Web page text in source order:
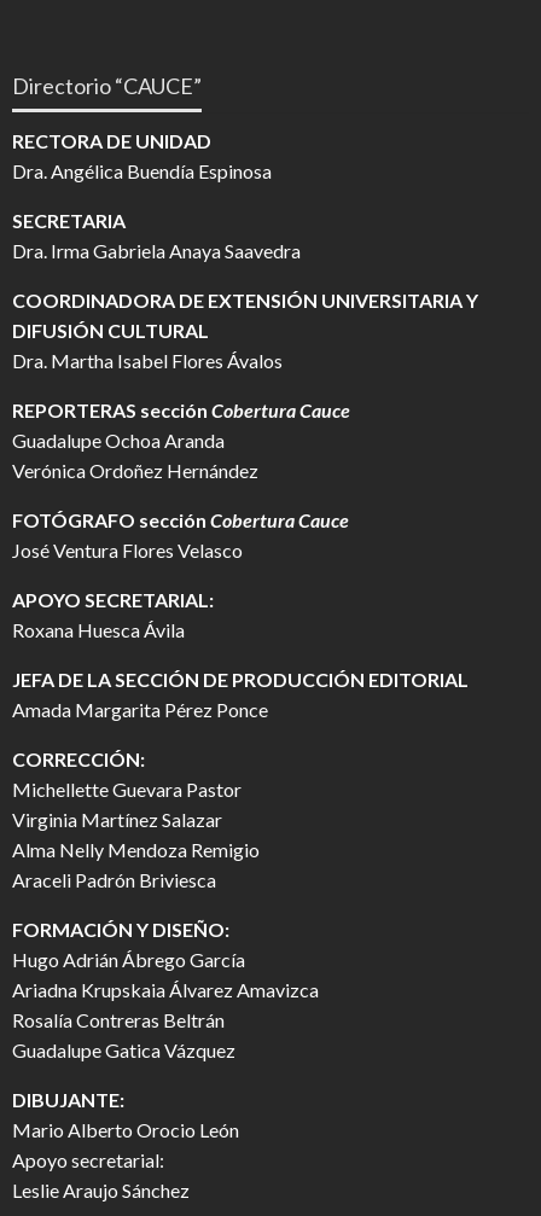
Directorio “CAUCE”
RECTORA DE UNIDAD
Dra. Angélica Buendía Espinosa
SECRETARIA
Dra. Irma Gabriela Anaya Saavedra
COORDINADORA DE EXTENSIÓN UNIVERSITARIA Y
DIFUSIÓN CULTURAL
Dra. Martha Isabel Flores Ávalos
REPORTERAS sección Cobertura Cauce
Guadalupe Ochoa Aranda
Verónica Ordoñez Hernández
FOTÓGRAFO sección Cobertura Cauce
José Ventura Flores Velasco
APOYO SECRETARIAL:
Roxana Huesca Ávila
JEFA DE LA SECCIÓN DE PRODUCCIÓN EDITORIAL
Amada Margarita Pérez Ponce
CORRECCIÓN:
Michellette Guevara Pastor
Virginia Martínez Salazar
Alma Nelly Mendoza Remigio
Araceli Padrón Briviesca
FORMACIÓN Y DISEÑO:
Hugo Adrián Ábrego García
Ariadna Krupskaia Álvarez Amavizca
Rosalía Contreras Beltrán
Guadalupe Gatica Vázquez
DIBUJANTE:
Mario Alberto Orocio León
Apoyo secretarial:
Leslie Araujo Sánchez